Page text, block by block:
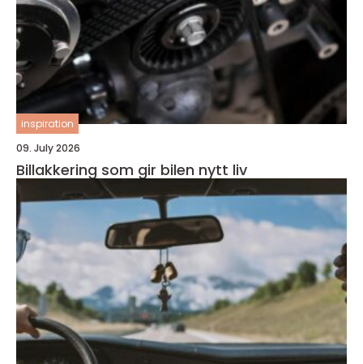
inspiration
09. July 2026
Billakkering som gir bilen nytt liv